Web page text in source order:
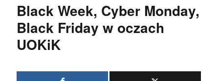
Black Week, Cyber Monday,
Black Friday w oczach
UOKiK